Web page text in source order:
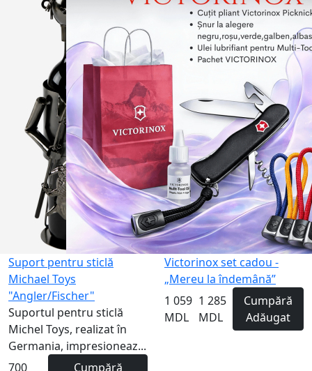
Suport pentru sticlă
Michael Toys
"Angler/Fischer"
Suportul pentru sticlă
Michel Toys, realizat în
Germania, impresioneaz...
700
Cumpără
Victorinox set cadou -
„Mereu la îndemână”
1 059
MDL
1 285
MDL
Cumpără
Adăugat